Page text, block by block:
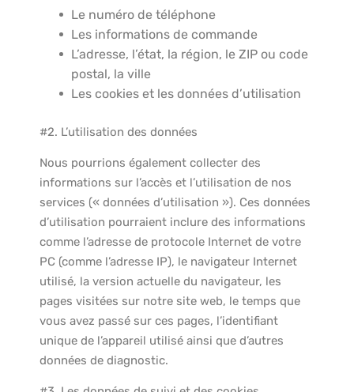
Le numéro de téléphone
Les informations de commande
L’adresse, l’état, la région, le ZIP ou code
postal, la ville
Les cookies et les données d’utilisation
#2. L’utilisation des données
Nous pourrions également collecter des
informations sur l’accès et l’utilisation de nos
services (« données d’utilisation »). Ces données
d’utilisation pourraient inclure des informations
comme l’adresse de protocole Internet de votre
PC (comme l’adresse IP), le navigateur Internet
utilisé, la version actuelle du navigateur, les
pages visitées sur notre site web, le temps que
vous avez passé sur ces pages, l’identifiant
unique de l’appareil utilisé ainsi que d’autres
données de diagnostic.